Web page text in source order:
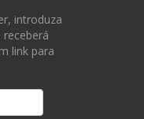
introduza
link para